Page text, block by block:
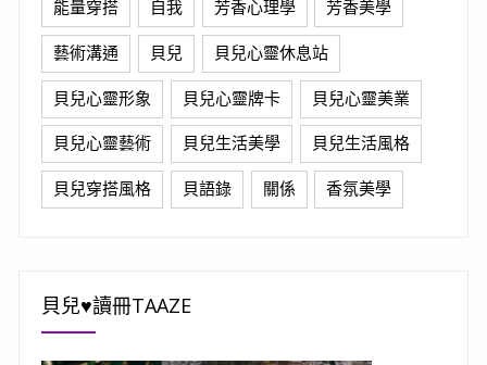
能量穿搭 自我 芳香心理學 芳香美學
藝術溝通 貝兒 貝兒心靈休息站
貝兒心靈形象 貝兒心靈牌卡 貝兒心靈美業
貝兒心靈藝術 貝兒生活美學 貝兒生活風格
貝兒穿搭風格 貝語錄 關係 香氛美學
貝兒♥讀冊TAAZE